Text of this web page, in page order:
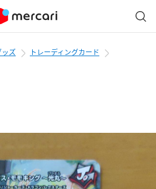
ズ
トレーディングカード